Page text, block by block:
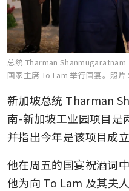
总统 Tharman
国家主席 To Lam 举行国宴。 照片
新加坡总统 Tharman
南-新加坡工业园项目是
并指出今年是该项目成立
他在周五的国宴祝酒词
他为向 To Lam 及其夫